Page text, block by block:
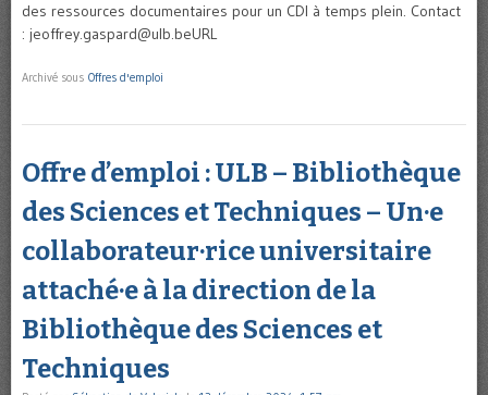
des ressources documentaires pour un CDI à temps plein. Contact
: jeoffrey.gaspard@ulb.beURL
Archivé sous Offres d'emploi
Offre d’emploi : ULB – Bibliothèque
des Sciences et Techniques – Un·e
collaborateur·rice universitaire
attaché·e à la direction de la
Bibliothèque des Sciences et
Techniques